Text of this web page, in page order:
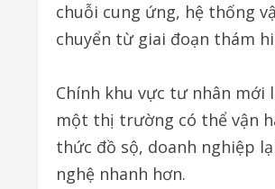
chuỗi cung ứng, hệ thống
chuyển từ giai đoạn thám
Chính khu vực tư nhân
một thị trường có thể vận
thức đồ sộ, doanh nghiệp
nghệ nhanh hơn.